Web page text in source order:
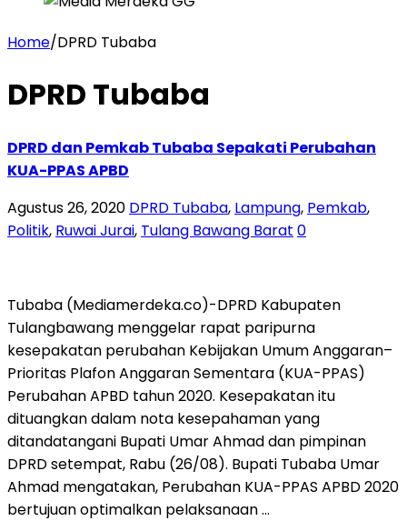
Home/DPRD Tubaba
DPRD Tubaba
DPRD dan Pemkab Tubaba Sepakati Perubahan
KUA-PPAS APBD
Agustus 26, 2020 DPRD Tubaba, Lampung, Pemkab,
Politik, Ruwai Jurai, Tulang Bawang Barat 0
Tubaba (Mediamerdeka.co)-DPRD Kabupaten
Tulangbawang menggelar rapat paripurna
kesepakatan perubahan Kebijakan Umum Anggaran–
Prioritas Plafon Anggaran Sementara (KUA-PPAS)
Perubahan APBD tahun 2020. Kesepakatan itu
dituangkan dalam nota kesepahaman yang
ditandatangani Bupati Umar Ahmad dan pimpinan
DPRD setempat, Rabu (26/08). Bupati Tubaba Umar
Ahmad mengatakan, Perubahan KUA-PPAS APBD 2020
bertujuan optimalkan pelaksanaan …